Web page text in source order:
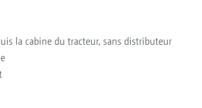
la cabine du tracteur, sans distributeur